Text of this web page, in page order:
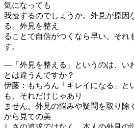
気になっても
我慢するのでしょうか。外見が原因
る。外見を整え
ることで自信がつくなら早い。それ
す。
―「外見を整える」というのは、い
とは違うんですか？
伊藤：もちろん「キレイになる」と
も、それだけじゃあり
ません。外見の悩みや疑問を取り除
から見ての美